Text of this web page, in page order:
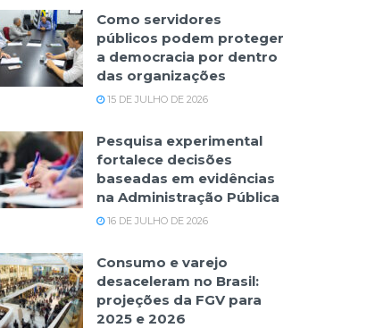
Como servidores
públicos podem proteger
a democracia por dentro
das organizações
15 DE JULHO DE 2026
Pesquisa experimental
fortalece decisões
baseadas em evidências
na Administração Pública
16 DE JULHO DE 2026
Consumo e varejo
desaceleram no Brasil:
projeções da FGV para
2025 e 2026